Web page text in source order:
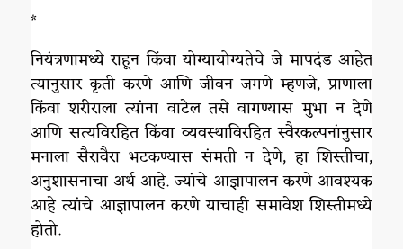
*
नियंत्रणामध्ये राहून किंवा योग्यायोग्यतेचे जे मापदंड आहेत
त्यानुसार कृती करणे आणि जीवन जगणे म्हणजे, प्राणाला
किंवा शरीराला त्यांना वाटेल तसे वागण्यास मुभा न देणे
आणि सत्यविरहित किंवा व्यवस्थाविरहित स्वैरकल्पनांनुसार
मनाला सैरावैरा भटकण्यास संमती न देणे, हा शिस्तीचा,
अनुशासनाचा अर्थ आहे. ज्यांचे आज्ञापालन करणे आवश्यक
आहे त्यांचे आज्ञापालन करणे याचाही समावेश शिस्तीमध्ये
होतो.